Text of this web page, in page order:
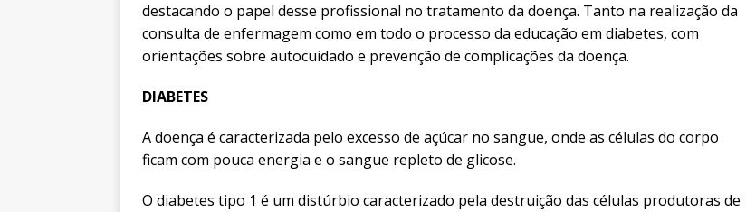
destacando o papel desse profissional no tratamento da doença. Tanto na realização da
consulta de enfermagem como em todo o processo da educação em diabetes, com
orientações sobre autocuidado e prevenção de complicações da doença.
DIABETES
A doença é caracterizada pelo excesso de açúcar no sangue, onde as células do corpo
ficam com pouca energia e o sangue repleto de glicose.
O diabetes tipo 1 é um distúrbio caracterizado pela destruição das células produtoras de